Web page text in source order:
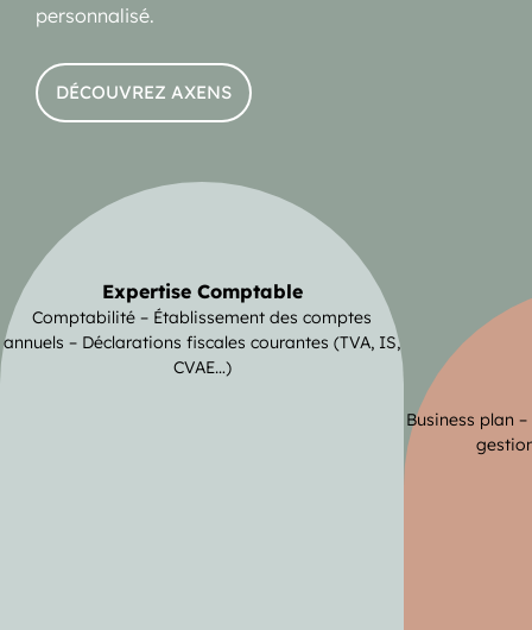
personnalisé.
DÉCOUVREZ AXENS
Expertise Comptable
Comptabilité – Établissement des comptes
annuels – Déclarations fiscales courantes (TVA, IS,
CVAE…)
Business plan